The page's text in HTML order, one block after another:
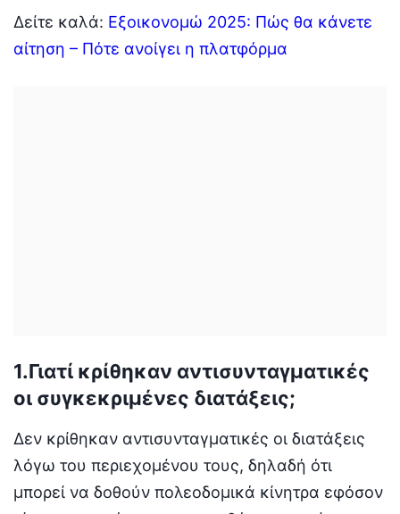
Δείτε καλά: Εξοικονομώ 2025: Πώς θα κάνετε
αίτηση – Πότε ανοίγει η πλατφόρμα
1.Γιατί κρίθηκαν αντισυνταγματικές
οι συγκεκριμένες διατάξεις;
Δεν κρίθηκαν αντισυνταγματικές οι διατάξεις
λόγω του περιεχομένου τους, δηλαδή ότι
μπορεί να δοθούν πολεοδομικά κίνητρα εφόσον